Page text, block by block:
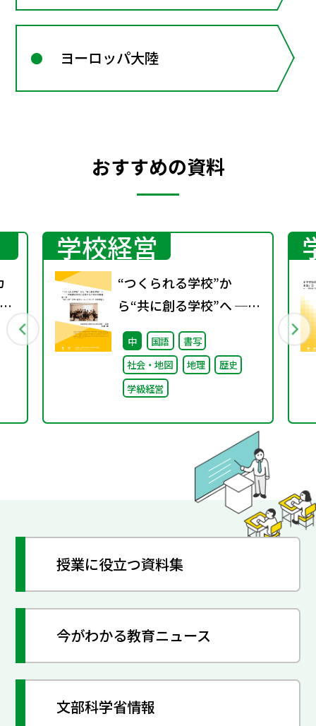
ヨーロッパ大陸
おすすめの資料
学校経営
“つくられる学校”か
ら“共に創る学校”へ ──
不確実な時代に応答する
小津中の実践 第一回 “当
たり前”を問い直すルー
ルメイキング（校則見直
し）
中 国語
書写
社会・地図
地理
歴史
学級経営
授業に役立つ資料集
今がわかる教育ニュース
文部科学省情報